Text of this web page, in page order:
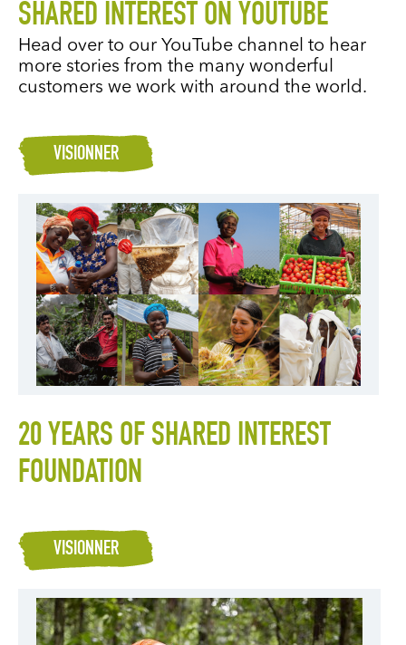
SHARED INTEREST ON YOUTUBE
Head over to our YouTube channel to hear
more stories from the many wonderful
customers we work with around the world.
VISIONNER
20 YEARS OF SHARED INTEREST
FOUNDATION
VISIONNER